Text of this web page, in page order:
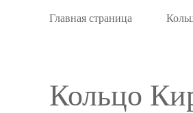
Главная страница
Кольцо